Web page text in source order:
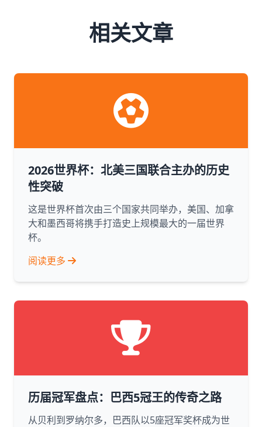
相关文章
2026世界杯：北美三国联合主办的历史
性突破
这是世界杯首次由三个国家共同举办，美国、加拿
大和墨西哥将携手打造史上规模最大的一届世界
杯。
阅读更多
历届冠军盘点：巴西5冠王的传奇之路
从贝利到罗纳尔多，巴西队以5座冠军奖杯成为世